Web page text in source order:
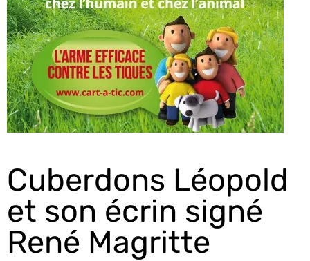
Cuberdons Léopold
et son écrin signé
René Magritte